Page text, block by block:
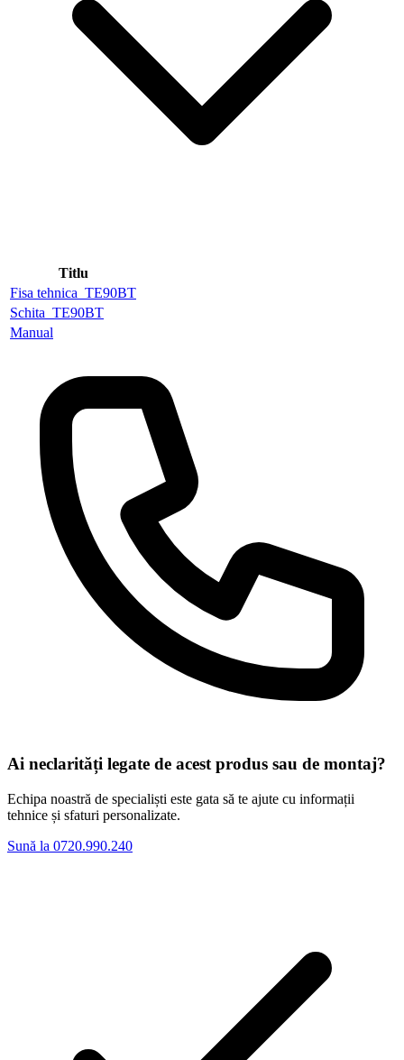
Titlu
Fisa tehnica_TE90BT
Schita_TE90BT
Manual
Ai neclarități legate de acest produs sau de montaj?
Echipa noastră de specialiști este gata să te ajute cu informații
tehnice și sfaturi personalizate.
Sună la 0720.990.240